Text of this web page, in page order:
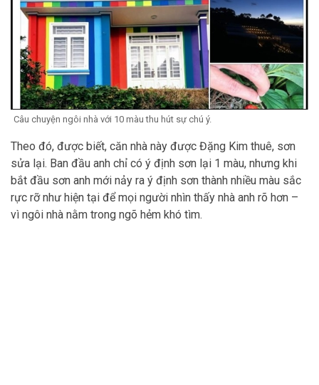
Câu chuyện ngôi nhà với 10 màu thu hút sự chú ý.
Theo đó, được biết, căn nhà này được Đặng Kim thuê, sơn
sửa lại. Ban đầu anh chỉ có ý định sơn lại 1 màu, nhưng khi
bắt đầu sơn anh mới nảy ra ý định sơn thành nhiều màu sắc
rực rỡ như hiện tại để mọi người nhìn thấy nhà anh rõ hơn –
vì ngôi nhà nằm trong ngõ hẻm khó tìm.